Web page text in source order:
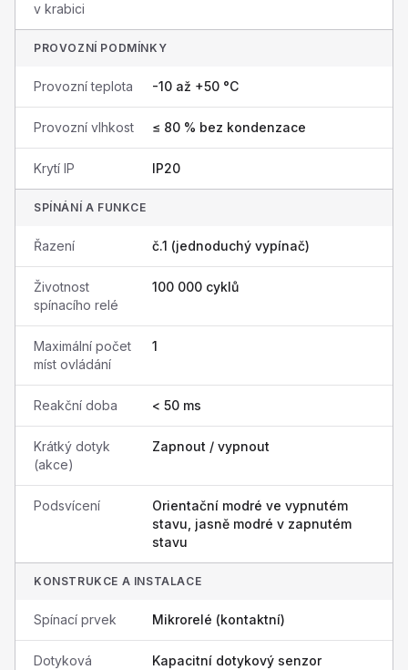
v krabici
PROVOZNÍ PODMÍNKY
Provozní teplota -10 až +50 °C
Provozní vlhkost ≤ 80 % bez kondenzace
Krytí IP IP20
SPÍNÁNÍ A FUNKCE
Řazení č.1 (jednoduchý vypínač)
Životnost
spínacího relé
100 000 cyklů
Maximální počet
míst ovládání
1
Reakční doba < 50 ms
Krátký dotyk
(akce)
Zapnout / vypnout
Podsvícení
Orientační modré ve vypnutém
stavu, jasně modré v zapnutém
stavu
KONSTRUKCE A INSTALACE
Spínací prvek Mikrorelé (kontaktní)
Dotyková
Kapacitní dotykový senzor